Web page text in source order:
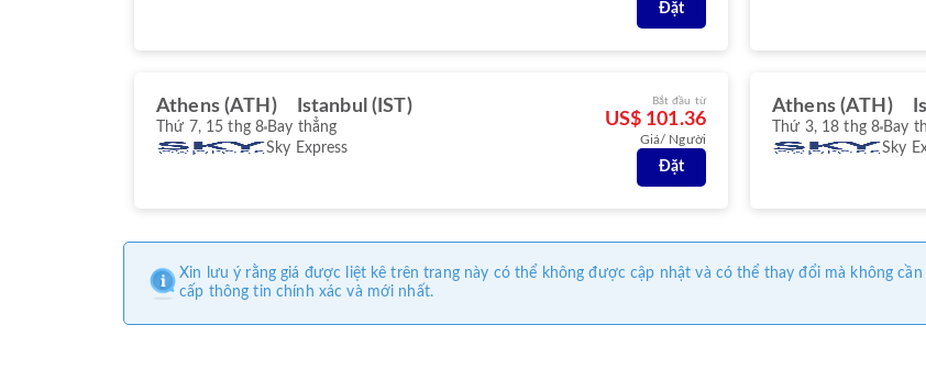
Đặt
Athens (ATH) Istanbul (IST)
Thứ 7, 15 thg 8 Bay thẳng
Sky Express
Bắt đầu từ
US$ 101.36
Giá/ Người
Đặt
Athens (ATH)
Thứ 3, 18 thg 8 Bay
Sky
Xin lưu ý rằng giá được liệt kê trên trang này có thể không được cập nhật và có thể thay đổi mà không
cấp thông tin chính xác và mới nhất.